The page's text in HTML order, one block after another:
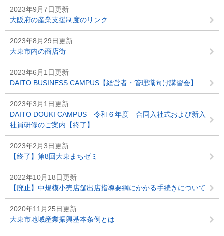
2023年9月7日更新
大阪府の産業支援制度のリンク
2023年8月29日更新
大東市内の商店街
2023年6月1日更新
DAITO BUSINESS CAMPUS【経営者・管理職向け講習会】
2023年3月1日更新
DAITO DOUKI CAMPUS 令和６年度 合同入社式および新入
社員研修のご案内【終了】
2023年2月3日更新
【終了】第8回大東まちゼミ
2022年10月18日更新
【廃止】中規模小売店舗出店指導要綱にかかる手続きについて
2020年11月25日更新
大東市地域産業振興基本条例とは